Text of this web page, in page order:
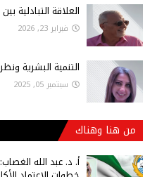
العلاقة التبادلية
فبراير 23, 2026
التنمية البشرية
سبتمبر 05, 2025
من هنا وهناك
أ‌. د. عبد الله